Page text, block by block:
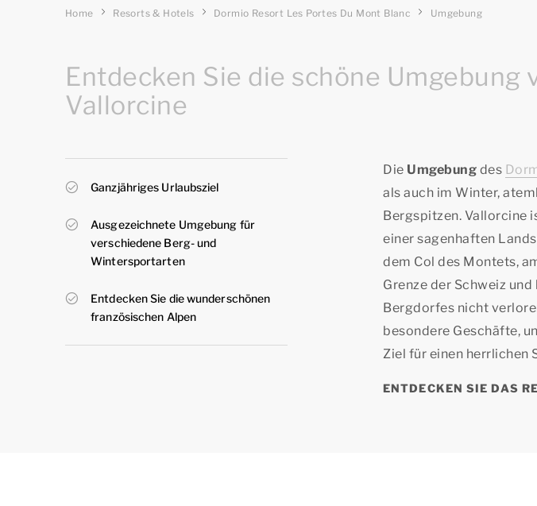
Home Resorts & Hotels Dormio Resort Les Portes Du Mont Blanc Umgebung
Entdecken Sie die schöne Umgebung
Vallorcine
Ganzjähriges Urlaubsziel
Ausgezeichnete Umgebung für
verschiedene Berg- und
Wintersportarten
Entdecken Sie die wunderschönen
französischen Alpen
Die Umgebung des
als auch im Winter,
Bergspitzen. Vallorcine
einer sagenhaften
dem Col des Montets,
Grenze der Schweiz
Bergdorfes nicht
besondere Geschäfte,
Ziel für einen herrlichen
ENTDECKEN SIE DAS